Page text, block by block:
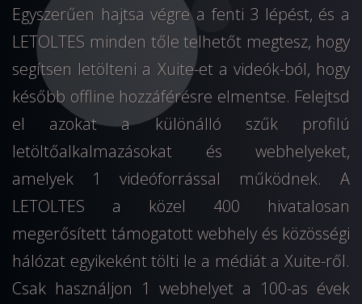
Egyszerűen hajtsa végre a fenti 3 lépést, és a
LETOLTES minden tőle telhetőt megtesz, hogy
segítsen letölteni a Xuite-et a videók-ból, hogy
később offline hozzáférésre elmentse. Felejtsd
el azokat a különálló szűk profilú
letöltőalkalmazásokat és webhelyeket,
amelyek 1 videóforrással működnek. A
LETOLTES a közel 400 hivatalosan
megerősített támogatott webhely és közösségi
hálózat egyikeként tölti le a médiát a Xuite-ről.
Csak használjon 1 webhelyet a 100-as évek